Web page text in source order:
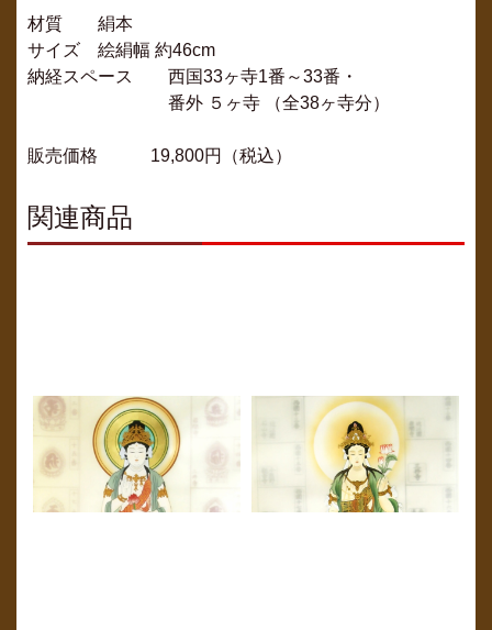
材質 絹本
サイズ 絵絹幅 約46cm
納経スペース 西国33ヶ寺1番～33番・
番外 ５ヶ寺 （全38ヶ寺分）
販売価格 19,800円（税込）
関連商品